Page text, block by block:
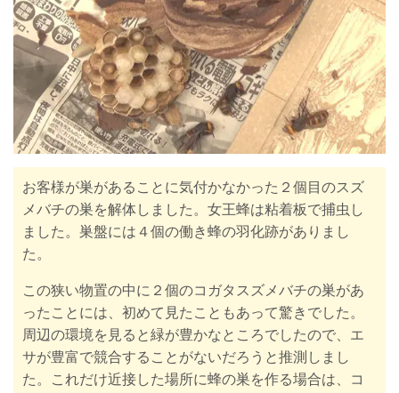
お客様が巣があることに気付かなかった２個目のスズ
メバチの巣を解体しました。女王蜂は粘着板で捕虫し
ました。巣盤には４個の働き蜂の羽化跡がありまし
た。
この狭い物置の中に２個のコガタスズメバチの巣があ
ったことには、初めて見たこともあって驚きでした。
周辺の環境を見ると緑が豊かなところでしたので、エ
サが豊富で競合することがないだろうと推測しまし
た。これだけ近接した場所に蜂の巣を作る場合は、コ